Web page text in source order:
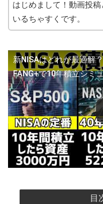
はじめまして！動画投
いるちゃすくです。
新NISAはどれが最適解
FANG+で10年積立シミ
目